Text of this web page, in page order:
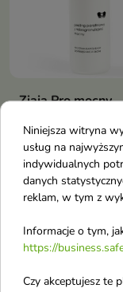
Ziaja Pro mocny,
dłoni z
mikrogranulkami
ml
Peeling do dłoni z
pozwoli Ci zadbać o
miękkość skóry dłoni
7,54 €9,20 €
Niniejsza witryna
usług na
indywidualnych
danych
reklam, w tym z
Informacje o tym,
https://
Czy akceptujesz te